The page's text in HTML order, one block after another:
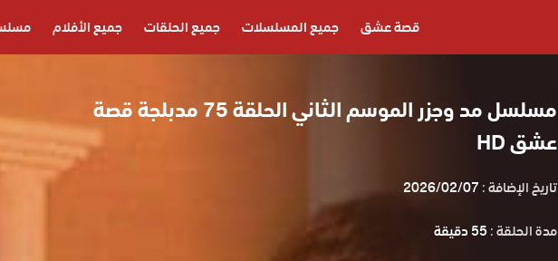
قصة عشق جميع المسلسلات جميع الحلقات جميع الأفلام
مسلسل مد وجزر الموسم الثاني الحلقة 75 مدبلجة قصة
عشق HD
تاريخ الإضافة :2026/02/07
مدة الحلقة :55 دقيقة